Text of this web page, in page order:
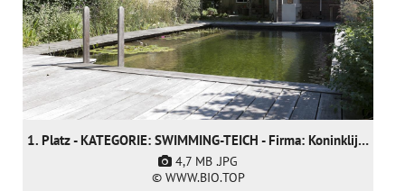
1. Platz - KATEGORIE: SWIMMING-TEICH - Firma: Koninklijke Ginkel Group
4,7 MB .JPG
© WWW.BIO.TOP